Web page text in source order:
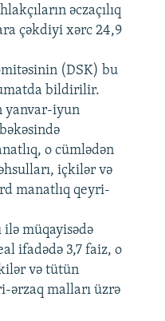
480p
360p
480p
720p
1080p
əczaçılıq
çəkdiyi xərc 24,9
(DSK) bu
bildirilir.
yanvar-iyun
o cümlədən
içkilər və
manatlıq qeyri-
müqayisədə
ifadədə 3,7 faiz, o
və tütün
ərzaq malları üzrə